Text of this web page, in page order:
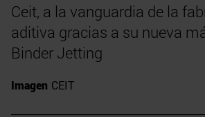
Ceit, a la vanguardia de la
aditiva gracias a su nueva
Binder Jetting
Imagen CEIT